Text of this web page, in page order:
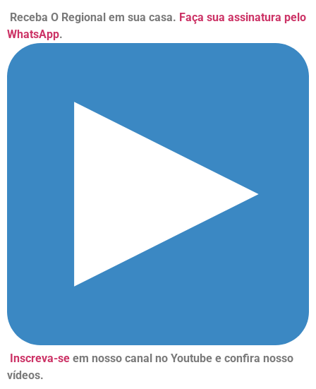
Receba O Regional em sua casa. Faça sua assinatura pelo
WhatsApp.
Inscreva-se em nosso canal no Youtube e confira nosso
vídeos.